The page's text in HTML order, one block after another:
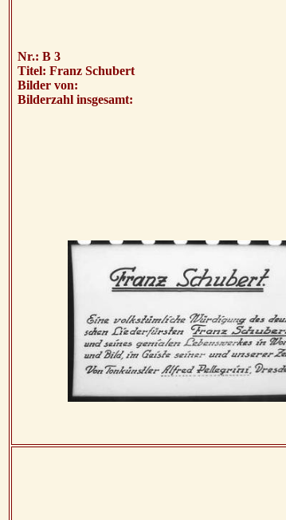
Nr.: B 3
Titel: Franz Schubert
Bilder von:
Bilderzahl insgesamt: